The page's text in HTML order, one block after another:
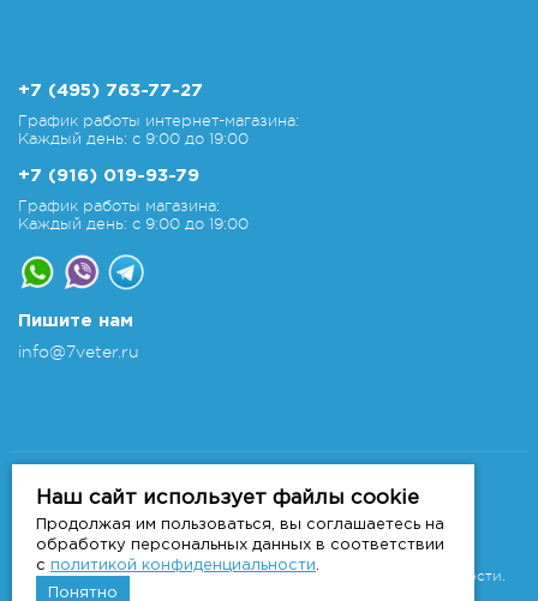
+7 (495) 763-77-27
График работы интернет-магазина:
Каждый день: с 9:00 до 19:00
+7 (916) 019-93-79
График работы магазина:
Каждый день: с 9:00 до 19:00
Пишите нам
info@7veter.ru
Интернет-магазин "На Семи Ветрах". Все права
Информация не является публичной офертой, которая
определяется
положениями Статьи 437 ГК РФ.Политика конфиденциальности.
Наш сайт использует файлы cookie
Продолжая им пользоваться, вы соглашаетесь на
обработку персональных данных в соответствии
с политикой конфиденциальности
Понятно